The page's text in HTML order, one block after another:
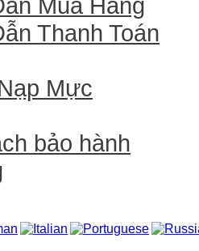
Thanh Toán
Mực
bảo hành